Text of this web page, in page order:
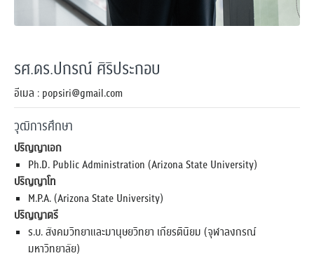
รศ.ดร.ปกรณ์ ศิริประกอบ
อีเมล : popsiri@gmail.com
วุฒิการศึกษา
ปริญญาเอก
Ph.D. Public Administration (Arizona State University)
ปริญญาโท
M.P.A. (Arizona State University)
ปริญญาตรี
ร.บ. สังคมวิทยาและมานุษยวิทยา เกียรตินิยม (จุฬาลงกรณ์
มหาวิทยาลัย)